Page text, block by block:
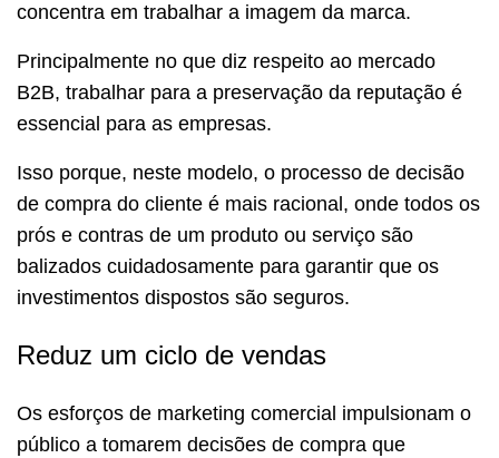
concentra em trabalhar a imagem da marca.
Principalmente no que diz respeito ao mercado
B2B, trabalhar para a preservação da reputação é
essencial para as empresas.
Isso porque, neste modelo, o processo de decisão
de compra do cliente é mais racional, onde todos os
prós e contras de um produto ou serviço são
balizados cuidadosamente para garantir que os
investimentos dispostos são seguros.
Reduz um ciclo de vendas
Os esforços de marketing comercial impulsionam o
público a tomarem decisões de compra que